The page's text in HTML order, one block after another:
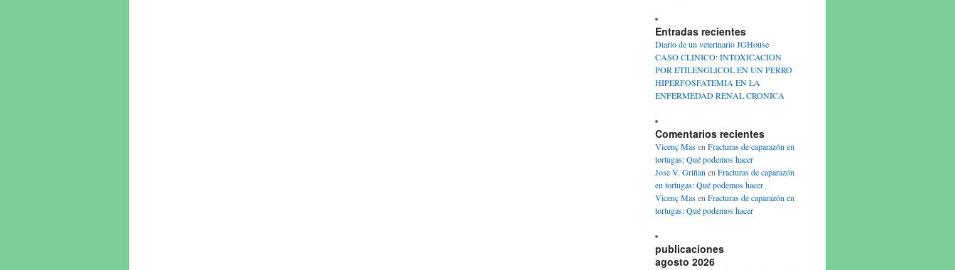
Entradas recientes
Diario de un veterinario JGHouse
CASO CLINICO: INTOXICACION
POR ETILENGLICOL EN UN PERRO
HIPERFOSFATEMIA EN LA
ENFERMEDAD RENAL CRONICA
Comentarios recientes
Vicenç Masen Fracturas de caparazón en
tortugas: Qué podemos hacer
Jose V. Griñan en Fracturas de caparazón
en tortugas: Qué podemos hacer
Vicenç Masen Fracturas de caparazón en
tortugas: Qué podemos hacer
publicaciones
agosto 2026